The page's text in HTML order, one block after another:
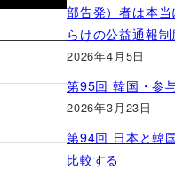
部告発）者は本
らけの公益通報制
2026年4月5日
第95回 韓国・参
2026年3月23日
第94回 日本と韓
比較する